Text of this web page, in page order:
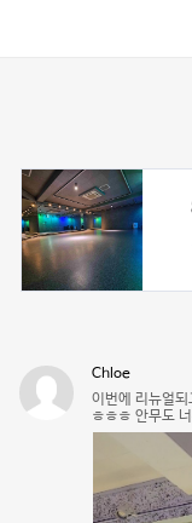
Chloe
이번에 리뉴얼
ㅎㅎㅎ 안무도